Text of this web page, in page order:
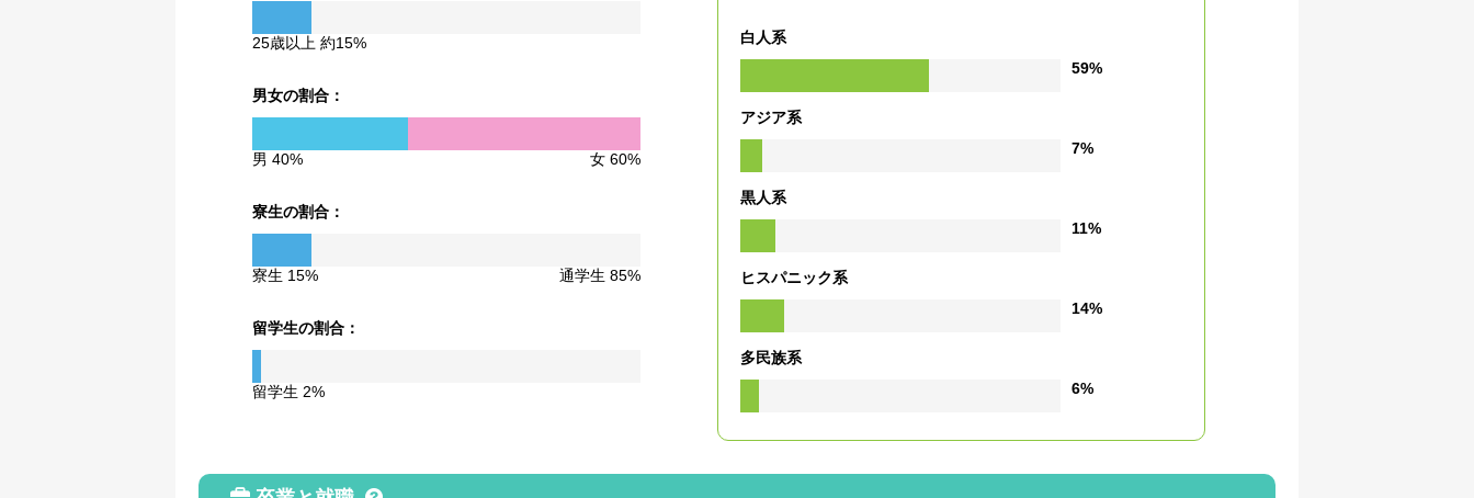
25歳以上 約15%
男女の割合：
男 40% 女 60%
寮生の割合：
寮生 15% 通学生 85%
留学生の割合：
留学生 2%
白人系
59%
アジア系
7%
黒人系
11%
ヒスパニック系
14%
多民族系
6%